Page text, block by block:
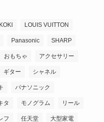
LOUIS VUITTON
Panasonic SHARP
おもちゃ アクセサリー
ギター シャネル
パナソニック
タ モノグラム リール
フ 任天堂 大型家電